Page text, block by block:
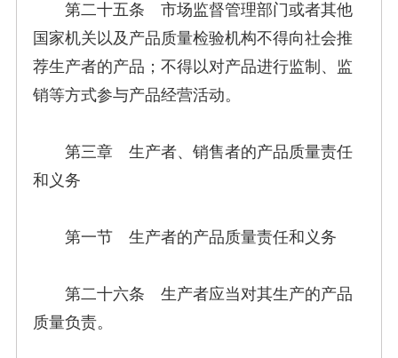
第二十五条 市场监督管理部门或者其他
国家机关以及产品质量检验机构不得向社会推
荐生产者的产品；不得以对产品进行监制、监
销等方式参与产品经营活动。
第三章 生产者、销售者的产品质量责任
和义务
第一节 生产者的产品质量责任和义务
第二十六条 生产者应当对其生产的产品
质量负责。